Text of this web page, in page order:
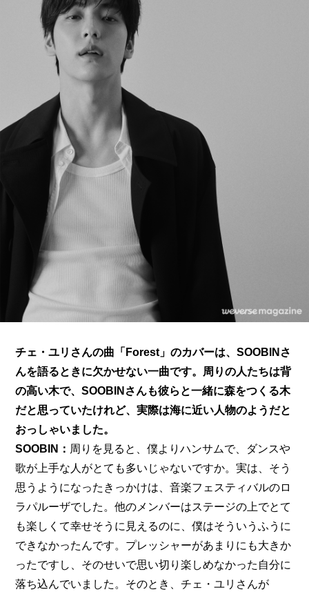
チェ・ユリさんの曲「Forest」のカバーは、SOOBINさ
んを語るときに欠かせない一曲です。周りの人たちは背
の高い木で、SOOBINさんも彼らと一緒に森をつくる木
だと思っていたけれど、実際は海に近い人物のようだと
おっしゃいました。
SOOBIN： 周りを見ると、僕よりハンサムで、ダンスや
歌が上手な人がとても多いじゃないですか。実は、そう
思うようになったきっかけは、音楽フェスティバルのロ
ラパルーザでした。他のメンバーはステージの上でとて
も楽しくて幸せそうに見えるのに、僕はそういうふうに
できなかったんです。プレッシャーがあまりにも大きか
ったですし、そのせいで思い切り楽しめなかった自分に
落ち込んでいました。そのとき、チェ・ユリさんが